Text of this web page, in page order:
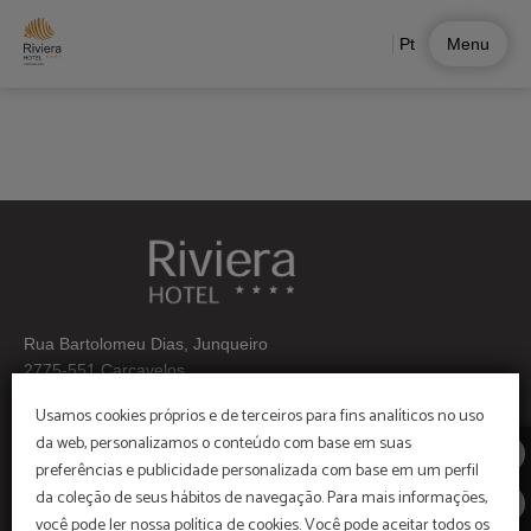
Usamos cookies próprios e de terceiros para fins analíticos no uso
da web, personalizamos o conteúdo com base em suas
preferências e publicidade personalizada com base em um perfil
da coleção de seus hábitos de navegação. Para mais informações,
Pt Menu
Rua Bartolomeu Dias, Junqueiro
2775-551 Carcavelos
Telf:+ 351 214586600
Grupos: +351 214 586 609
(Chamada para a rede fixa nacional)